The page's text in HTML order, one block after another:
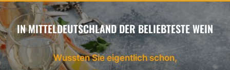
IN MITTELDEUTSCHLAND DER BELIEBTESTE WEIN
Wussten Sie eigentlich schon,